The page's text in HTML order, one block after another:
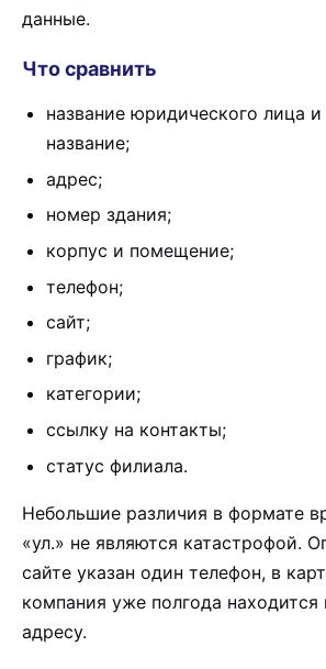
данные.
Что сравнить
название юридического лица
название;
адрес;
номер здания;
корпус и помещение;
телефон;
сайт;
график;
категории;
ссылку на контакты;
статус филиала.
Небольшие различия в формате
«ул.» не являются катастрофой.
сайте указан один телефон, в
компания уже полгода находится
адресу.